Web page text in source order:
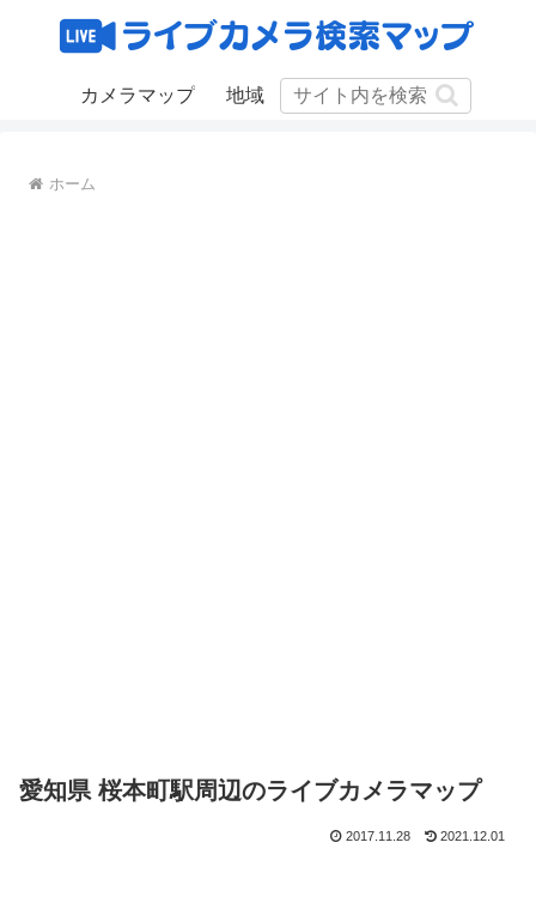
カメラマップ 地域
ホーム
愛知県 桜本町駅周辺のライブカメラマップ
2017.11.28 2021.12.01